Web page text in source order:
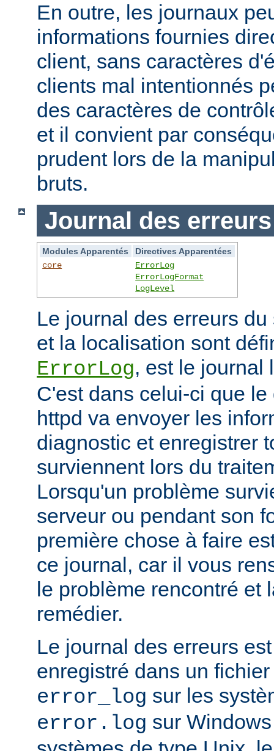
En outre, les journaux
informations fournies
client, sans caractères
clients mal intentionnés
des caractères de
et il convient par
prudent lors de la
bruts.
Journal des erreurs
Modules Apparentés
Directives Apparentées
core
ErrorLog
ErrorLogFormat
LogLevel
Le journal des erreurs
et la localisation sont
ErrorLog, est le journal
C'est dans celui-ci que
httpd va envoyer les
diagnostic et enregistrer
surviennent lors du
Lorsqu'un problème
serveur ou pendant son
première chose à faire
ce journal, car il vous
le problème rencontré et
remédier.
Le journal des erreurs
enregistré dans un
error_log sur les
error.log sur